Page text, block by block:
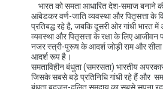
भारत को समता आधारित देश-समाज बनाने की
आंबेडकर वर्ण-जाति व्यवस्था और पितृसत्ता के
प्रतिबद्ध रहे है, जबकि दूसरी ओर गांधी भारत
व्यवस्था और पितृसत्ता के रक्षा के लिए आजीवन
नजर स्त्री-पुरूष के आदर्श जोड़ी राम और सीता
आदर्श रूप है।
समताविहीन बंधुता (समरसता) भारतीय
जिसके सबसे बड़े प्रतिनिधि गांधी रहे हैं और